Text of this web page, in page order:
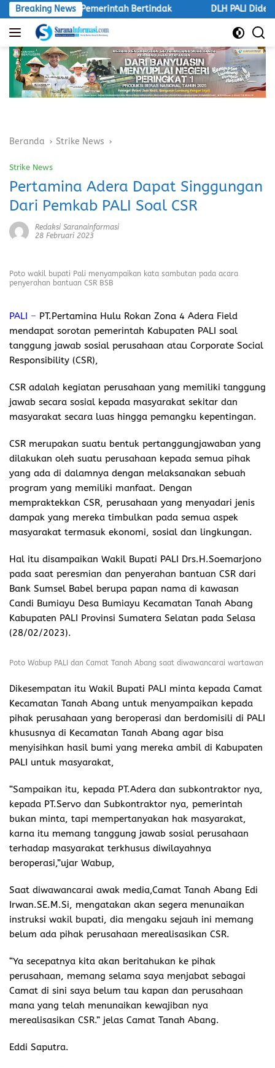
Langsung
ke
konten
Breaking News
Desak Pemerintah Bertindak DLH PALI Didesak
Beranda Strike News
Strike News
Pertamina Adera Dapat Singgungan
Dari Pemkab PALI Soal CSR
Redaksi Saranainformasi
28 Februari 2023
Poto wakil bupati Pali menyampaikan kata sambutan pada acara
penyerahan bantuan CSR BSB
PALI – PT.Pertamina Hulu Rokan Zona 4 Adera Field
mendapat sorotan pemerintah Kabupaten PALI soal
tanggung jawab sosial perusahaan atau Corporate Social
Responsibility (CSR),
CSR adalah kegiatan perusahaan yang memiliki tanggung
jawab secara sosial kepada masyarakat sekitar dan
masyarakat secara luas hingga pemangku kepentingan.
CSR merupakan suatu bentuk pertanggungjawaban yang
dilakukan oleh suatu perusahaan kepada semua pihak
yang ada di dalamnya dengan melaksanakan sebuah
program yang memiliki manfaat. Dengan
mempraktekkan CSR, perusahaan yang menyadari jenis
dampak yang mereka timbulkan pada semua aspek
masyarakat termasuk ekonomi, sosial dan lingkungan.
Hal itu disampaikan Wakil Bupati PALI Drs.H.Soemarjono
pada saat peresmian dan penyerahan bantuan CSR dari
Bank Sumsel Babel berupa papan nama di kawasan
Candi Bumiayu Desa Bumiayu Kecamatan Tanah Abang
Kabupaten PALI Provinsi Sumatera Selatan pada Selasa
(28/02/2023).
Poto Wabup PALI dan Camat Tanah Abang saat diwawancarai wartawan
Dikesempatan itu Wakil Bupati PALI minta kepada Camat
Kecamatan Tanah Abang untuk menyampaikan kepada
pihak perusahaan yang beroperasi dan berdomisili di PALI
khususnya di Kecamatan Tanah Abang agar bisa
menyisihkan hasil bumi yang mereka ambil di Kabupaten
PALI untuk masyarakat,
“Sampaikan itu, kepada PT.Adera dan subkontraktor nya,
kepada PT.Servo dan Subkontraktor nya, pemerintah
bukan minta, tapi mempertanyakan hak masyarakat,
karna itu memang tanggung jawab sosial perusahaan
terhadap masyarakat terkhusus diwilayahnya
beroperasi,”ujar Wabup,
Saat diwawancarai awak media,Camat Tanah Abang Edi
Irwan.SE.M.Si, mengatakan akan segera menunaikan
instruksi wakil bupati, dia mengaku sejauh ini memang
belum ada pihak perusahaan merealisasikan CSR.
“Ya secepatnya kita akan beritahukan ke pihak
perusahaan, memang selama saya menjabat sebagai
Camat di sini saya belum tau kapan dan perusahaan
mana yang telah menunaikan kewajiban nya
merealisasikan CSR.” jelas Camat Tanah Abang.
Eddi Saputra.